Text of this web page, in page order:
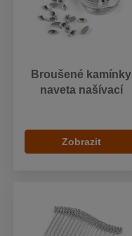
Broušené kamínky
naveta našívací
Zobrazit